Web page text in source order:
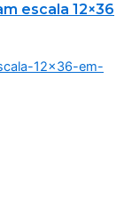
escala 12×36